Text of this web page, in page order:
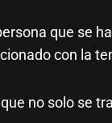
que se
con la
no solo se